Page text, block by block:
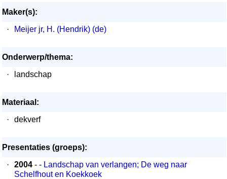
Maker(s):
·
Meijer jr, H. (Hendrik) (de)
Onderwerp/thema:
·
landschap
Materiaal:
·
dekverf
Presentaties (groeps):
·
2004 - - Landschap van verlangen; De weg naar
Schelfhout en Koekkoek